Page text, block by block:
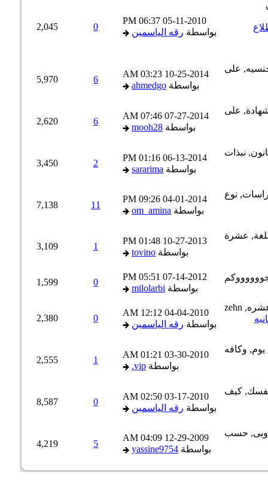
05-11-2010
06:37 PM
بواسطةرقه الياسمين
2,045
10-25-2014
03:23 AM
بواسطةahmedgo
5,970
07-27-2014
07:46 AM
بواسطةmooh28
2,620
06-13-2014
01:16 PM
بواسطةsararima
3,450
04-01-2014
09:26 PM
بواسطةom_amina
11
7,138
10-27-2013
01:48 PM
بواسطةtovino
3,109
07-14-2012
05:51 PM
بواسطةmilolarbi
1,599
04-04-2010
12:12 AM
بواسطةرقه الياسمين
2,380
03-30-2010
01:21 AM
بواسطةvip.
2,555
03-17-2010
02:50 AM
بواسطةرقه الياسمين
8,587
12-29-2009
04:09 AM
بواسطةyassine9754
4,219